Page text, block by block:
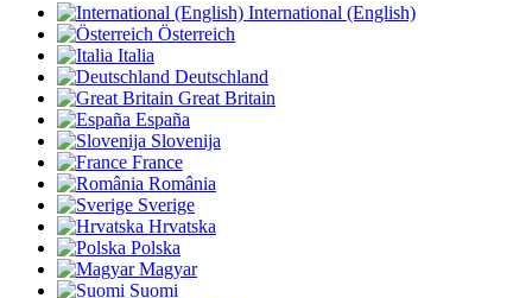
International (English)
Österreich
Italia
Deutschland
Great Britain
España
Slovenija
France
România
Sverige
Hrvatska
Polska
Magyar
Suomi